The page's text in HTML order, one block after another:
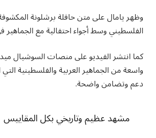
وظهر يامال على متن حافلة برشلونة
الفلسطيني وسط أجواء احتفالية مع الجماهير
كما انتشر الفيديو على منصات السوشيال
واسعة من الجماهير العربية والفلسطينية التي
دعم وتضامن واضحة.
مشهد عظيم وتاريخي بكل المقاييس